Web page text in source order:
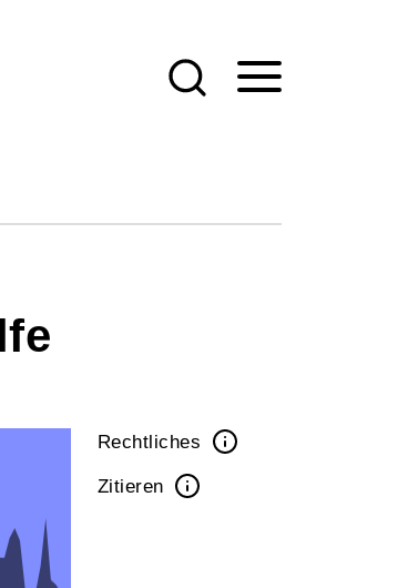
Rechtliches
Zitieren